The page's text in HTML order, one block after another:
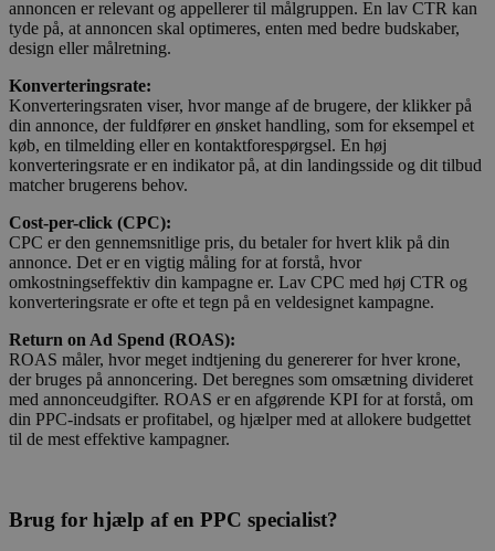
annoncen er relevant og appellerer til målgruppen. En lav CTR kan
tyde på, at annoncen skal optimeres, enten med bedre budskaber,
design eller målretning.
Konverteringsrate:
Konverteringsraten viser, hvor mange af de brugere, der klikker på
din annonce, der fuldfører en ønsket handling, som for eksempel et
køb, en tilmelding eller en kontaktforespørgsel. En høj
konverteringsrate er en indikator på, at din landingsside og dit tilbud
matcher brugerens behov.
Cost-per-click (CPC):
CPC er den gennemsnitlige pris, du betaler for hvert klik på din
annonce. Det er en vigtig måling for at forstå, hvor
omkostningseffektiv din kampagne er. Lav CPC med høj CTR og
konverteringsrate er ofte et tegn på en veldesignet kampagne.
Return on Ad Spend (ROAS):
ROAS måler, hvor meget indtjening du genererer for hver krone,
der bruges på annoncering. Det beregnes som omsætning divideret
med annonceudgifter. ROAS er en afgørende KPI for at forstå, om
din PPC-indsats er profitabel, og hjælper med at allokere budgettet
til de mest effektive kampagner.
Brug for hjælp af en PPC specialist?